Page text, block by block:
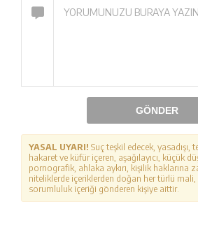
GÖNDER
YASAL UYARI! Suç teşkil edecek, yasadışı,
hakaret ve küfür içeren, aşağılayıcı, küçük
pornografik, ahlaka aykırı, kişilik haklarına
niteliklerde içeriklerden doğan her türlü
sorumluluk içeriği gönderen kişiye aittir.